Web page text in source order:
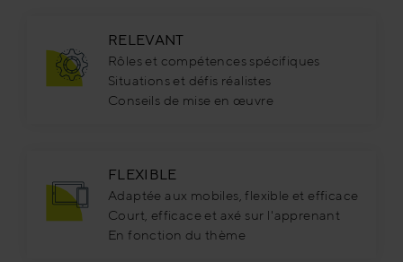
RELEVANT
Rôles et compétences spécifiques
Situations et défis réalistes
Conseils de mise en œuvre
FLEXIBLE
Adaptée aux mobiles, flexible et efficace
Court, efficace et axé sur l'apprenant
En fonction du thème